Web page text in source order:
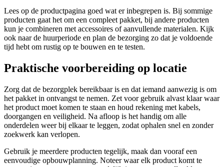
Lees op de productpagina goed wat er inbegrepen is. Bij sommige
producten gaat het om een compleet pakket, bij andere producten
kun je combineren met accessoires of aanvullende materialen. Kijk
ook naar de huurperiode en plan de bezorging zo dat je voldoende
tijd hebt om rustig op te bouwen en te testen.
Praktische voorbereiding op locatie
Zorg dat de bezorgplek bereikbaar is en dat iemand aanwezig is om
het pakket in ontvangst te nemen. Zet voor gebruik alvast klaar waar
het product moet komen te staan en houd rekening met kabels,
doorgangen en veiligheid. Na afloop is het handig om alle
onderdelen weer bij elkaar te leggen, zodat ophalen snel en zonder
zoekwerk kan verlopen.
Gebruik je meerdere producten tegelijk, maak dan vooraf een
eenvoudige opbouwplanning. Noteer waar elk product komt te